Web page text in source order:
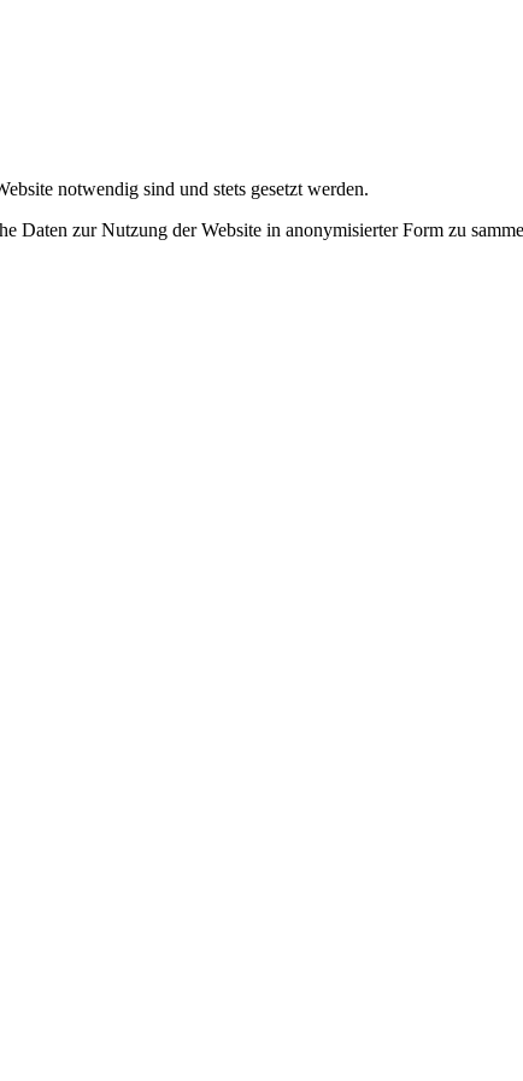
notwendig sind und stets gesetzt werden.
Daten zur Nutzung der Website in anonymisierter Form zu